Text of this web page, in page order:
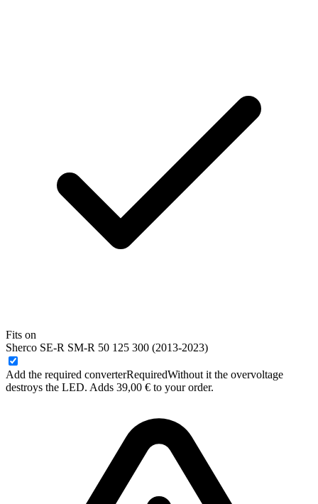
Fits on
Sherco SE-R SM-R 50 125 300 (2013-2023)
Add the required converterRequiredWithout it the overvoltage
destroys the LED. Adds 39,00 € to your order.